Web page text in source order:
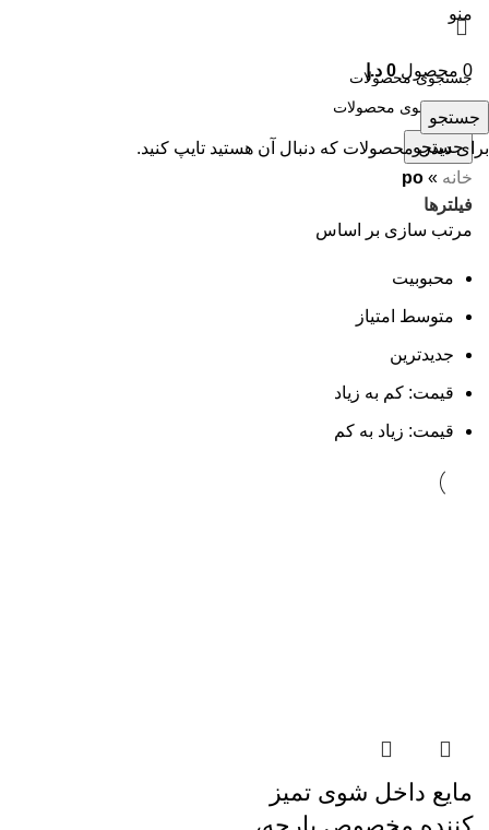
منو
0 محصول 0 د.إ
جستجو
خانه »
po
فیلترها
مرتب سازی بر اساس
محبوبیت
متوسط امتیاز
جدیدترین
قیمت: کم به زیاد
قیمت: زیاد به کم
مایع داخل شوی تمیز
جستجو
برای دیدن محصولات که دنبال آن هستید تایپ کنید.